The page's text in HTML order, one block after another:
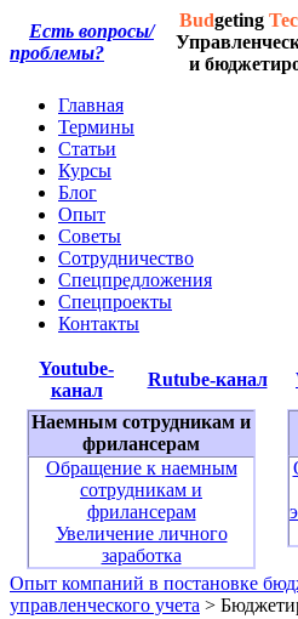
Есть вопросы/
проблемы?
Budgeting
и
Главная
Термины
Статьи
Курсы
Блог
Опыт
Советы
Сотрудничество
Спецпредложения
Спецпроекты
Контакты
Youtube-
канал
Rutube-канал
Наемным сотрудникам и
фрилансерам
Обращение к наемным
сотрудникам и
фрилансерам
Увеличение личного
заработка
Опыт компаний в постановке
управленческого учета >